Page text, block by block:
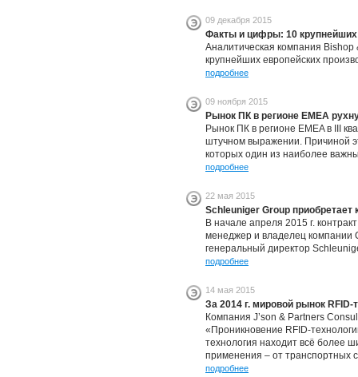
09 декабря 2015
Факты и цифры: 10 крупнейших
Аналитическая компания Bishop
крупнейших европейских
подробнее
09 ноября 2015
Рынок ПК в регионе EMEA
Рынок ПК в регионе EMEA в III
штучном выражении. Причиной
которых один из наиболее
подробнее
22 мая 2015
Schleuniger Group
В начале апреля 2015 г.
менеджер и владелец компании
генеральный директор
подробнее
14 мая 2015
За 2014 г. мировой рынок
Компания J’son & Partners
«Проникновение RFID-
технология находит всё более
применения – от транспортных
подробнее